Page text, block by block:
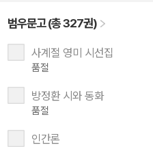
범우문고 (총 327권)
사계절 영미 시선집
품절
방정환 시와 동화
품절
인간론